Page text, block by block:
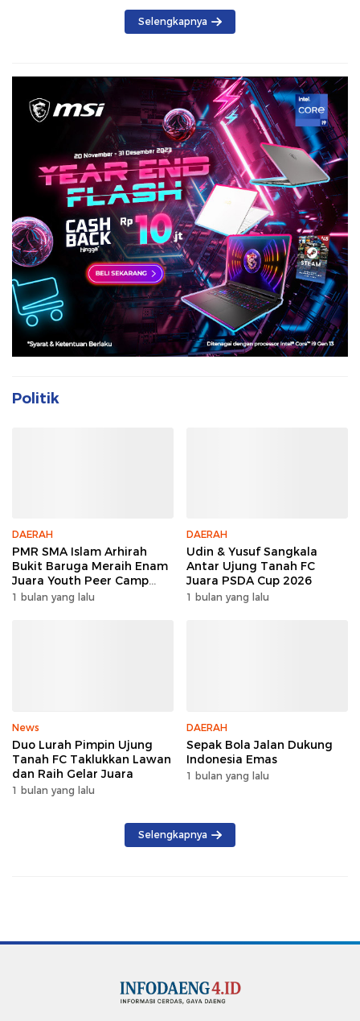
Selengkapnya
Politik
DAERAH
PMR SMA Islam Arhirah
Bukit Baruga Meraih Enam
Juara Youth Peer Camp
2026
1 bulan yang lalu
DAERAH
Udin & Yusuf Sangkala
Antar Ujung Tanah FC
Juara PSDA Cup 2026
1 bulan yang lalu
News
Duo Lurah Pimpin Ujung
Tanah FC Taklukkan Lawan
dan Raih Gelar Juara
1 bulan yang lalu
DAERAH
Sepak Bola Jalan Dukung
Indonesia Emas
1 bulan yang lalu
Selengkapnya